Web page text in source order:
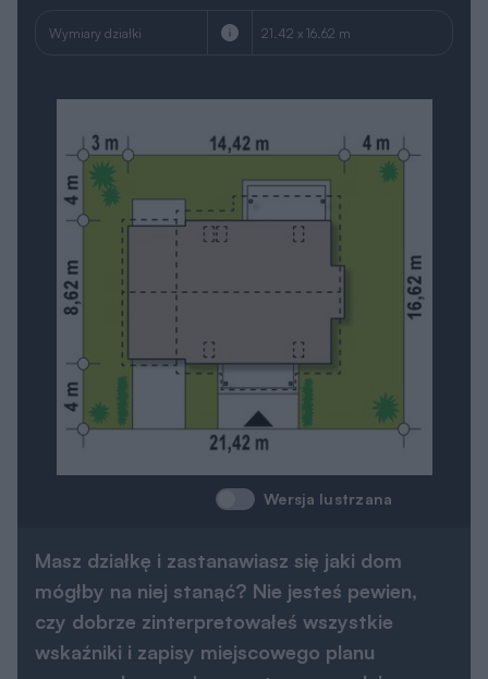
Wymiary działki 21.42 x 16.62 m
Wersja lustrzana
Masz działkę i zastanawiasz się jaki dom
mógłby na niej stanąć? Nie jesteś pewien,
czy dobrze zinterpretowałeś wszystkie
wskaźniki i zapisy miejscowego planu